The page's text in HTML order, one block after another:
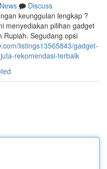
News
Discuss
keunggulan lengkap ?
menyediakan pilihan gadget
Rupiah. Segudang opsi
listings13565843/gadget-
rekomendasi-terbaik